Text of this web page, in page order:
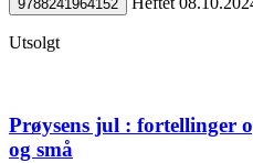
9788241964152
Utsolgt
Prøysens jul : fortellinger
og små